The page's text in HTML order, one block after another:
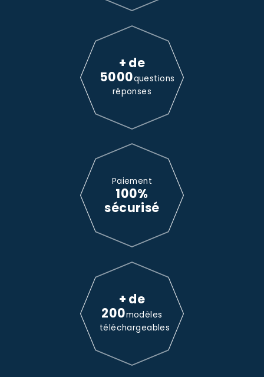
+ de
5000questions
réponses
Paiement
100%
sécurisé
+ de
200modèles
téléchargeables